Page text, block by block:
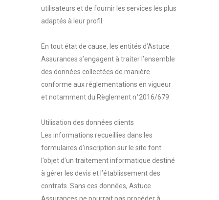
utilisateurs et de fournir les services les plus
adaptés à leur profil.
En tout état de cause, les entités d’Astuce
Assurances s’engagent à traiter l’ensemble
des données collectées de manière
conforme aux réglementations en vigueur
et notamment du Règlement n°2016/679.
Utilisation des données clients
Les informations recueillies dans les
formulaires d’inscription sur le site font
l’objet d’un traitement informatique destiné
à gérer les devis et l’établissement des
contrats. Sans ces données, Astuce